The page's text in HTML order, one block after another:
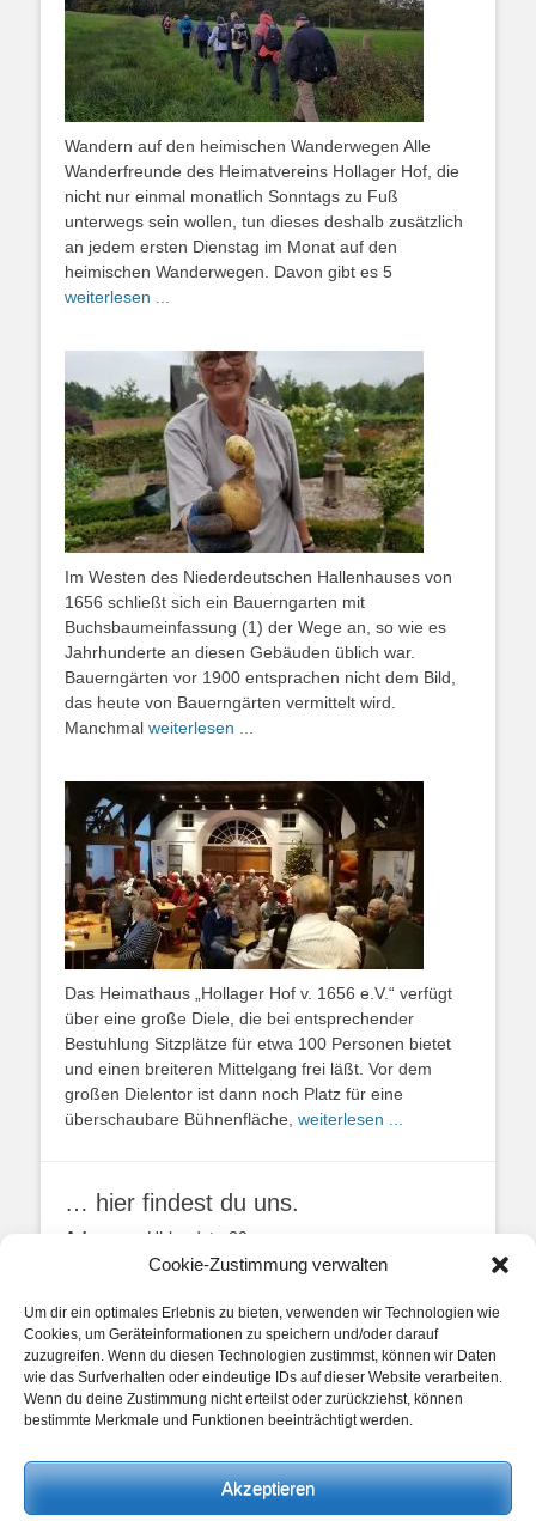
Cookie-Zustimmung verwalten
Um dir ein optimales Erlebnis zu bieten, verwenden wir Technologien wie
Cookies, um Geräteinformationen zu speichern und/oder darauf
zuzugreifen. Wenn du diesen Technologien zustimmst, können wir Daten
wie das Surfverhalten oder eindeutige IDs auf dieser Website verarbeiten.
Wenn du deine Zustimmung nicht erteilst oder zurückziehst, können
bestimmte Merkmale und Funktionen beeinträchtigt werden.
Akzeptieren
Wandern auf den heimischen Wanderwegen Alle
Wanderfreunde des Heimatvereins Hollager Hof, die
nicht nur einmal monatlich Sonntags zu Fuß
unterwegs sein wollen, tun dieses deshalb zusätzlich
an jedem ersten Dienstag im Monat auf den
heimischen Wanderwegen. Davon gibt es 5
weiterlesen ...
Im Westen des Niederdeutschen Hallenhauses von
1656 schließt sich ein Bauerngarten mit
Buchsbaumeinfassung (1) der Wege an, so wie es
Jahrhunderte an diesen Gebäuden üblich war.
Bauerngärten vor 1900 entsprachen nicht dem Bild,
das heute von Bauerngärten vermittelt wird.
Manchmal weiterlesen ...
Das Heimathaus „Hollager Hof v. 1656 e.V.“ verfügt
über eine große Diele, die bei entsprechender
Bestuhlung Sitzplätze für etwa 100 Personen bietet
und einen breiteren Mittelgang frei läßt. Vor dem
großen Dielentor ist dann noch Platz für eine
überschaubare Bühnenfläche, weiterlesen ...
… hier findest du uns.
Adresse: Uhlandstr. 20
49134 Wallenhorst
unsere Posts